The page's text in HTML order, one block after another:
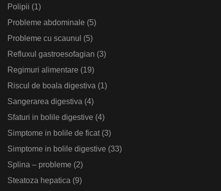
Polipii (1)
Probleme abdominale (5)
Probleme cu scaunul (5)
Refluxul gastroesofagian (3)
Regimuri alimentare (19)
Riscul de boala digestiva (1)
Sangerarea digestiva (4)
Sfaturi in bolile digestive (4)
Simptome in bolile de ficat(3)
Simptome in bolile digestive (33)
Splina – probleme (2)
Steatoza hepatica (9)